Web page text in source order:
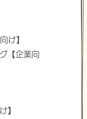
け】
【企業向
】